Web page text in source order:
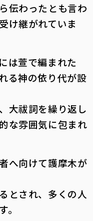
伝わったとも言わ
け継がれていま
は萱で編まれた
る神の依り代が設
大祓詞を繰り返し
な雰囲気に包まれ
へ向けて護摩木が
とされ、多くの人